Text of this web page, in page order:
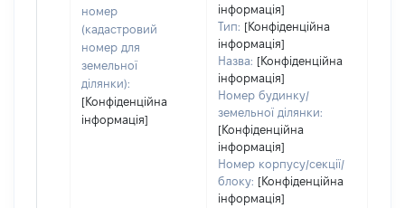
номер
(кадастровий
номер для
земельної
ділянки):
[Конфіденційна
інформація]
інформація]
Тип: [Конфіденційна
інформація]
Назва: [Конфіденційна
інформація]
Номер будинку/
земельної ділянки:
[Конфіденційна
інформація]
Номер корпусу/секції/
блоку: [Конфіденційна
інформація]